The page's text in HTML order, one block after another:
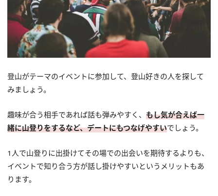
登山がテーマのイベントに参加して、登山好きの人を探して
みましょう。
趣味が合う相手であれば話も弾みやすく、 もし気が合えば一
緒に山登りをするなど、デートにもつなげやすいでしょう。
1人で山登りに出掛けてその場での出会いを期待するよりも、
イベントで知り合う方が話し掛けやすいというメリットもあ
ります。